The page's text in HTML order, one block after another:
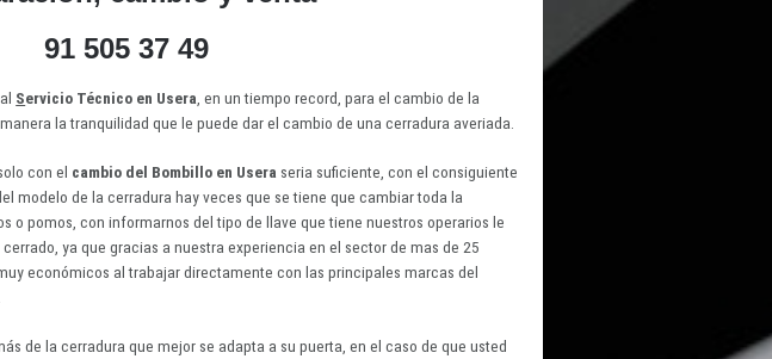
91 505 37 49
Servicio Técnico en Usera , en un tiempo record, para el cambio de la
la tranquilidad que le puede dar el cambio de una cerradura averiada.
con el cambio del Bombillo en Usera seria suficiente, con el consiguiente
modelo de la cerradura hay veces que se tiene que cambiar toda la
o pomos, con informarnos del tipo de llave que tiene nuestros operarios le
ya que gracias a nuestra experiencia en el sector de mas de 25
económicos al trabajar directamente con las principales marcas del
de la cerradura que mejor se adapta a su puerta, en el caso de que usted